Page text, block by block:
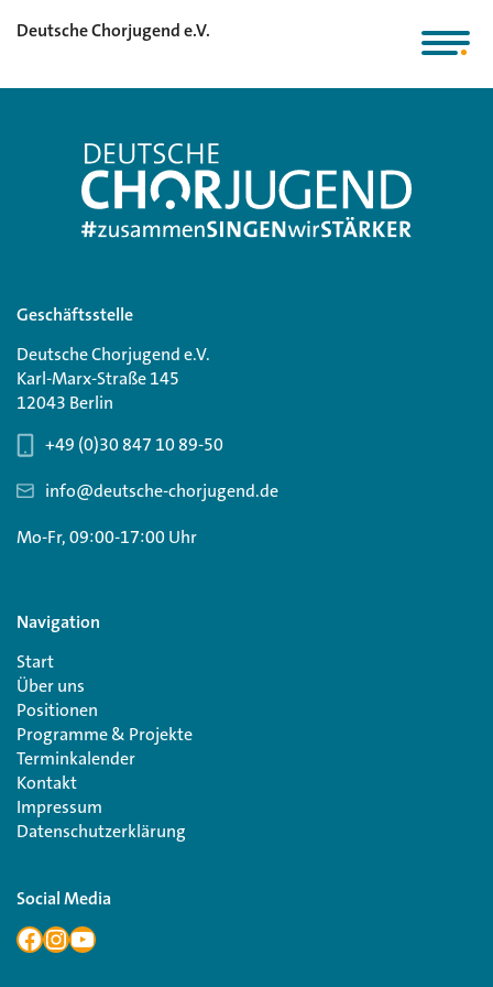
Deutsche Chorjugend e.V.
Geschäftsstelle
Deutsche Chorjugend e.V.
Karl-Marx-Straße 145
12043 Berlin
+49 (0)30 847 10 89-50
info@deutsche-chorjugend.de
Mo-Fr, 09:00-17:00 Uhr
Navigation
Start
Über uns
Positionen
Programme & Projekte
Terminkalender
Kontakt
Impressum
Datenschutzerklärung
Social Media